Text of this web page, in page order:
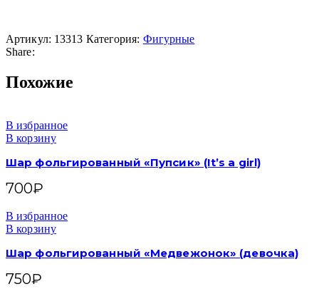
Артикул: 13313 Категория: Фигурные
Share:
Похожие
В избранное
В корзину
Шар фольгированный «Пупсик» (It’s a girl)
700₽
В избранное
В корзину
Шар фольгированный «Медвежонок» (девочка)
750₽